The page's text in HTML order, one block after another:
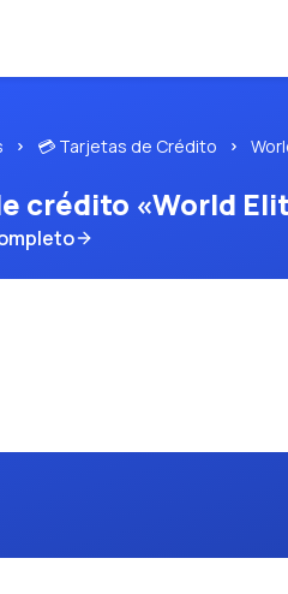
💳 Tarjetas de Crédito
crédito «World